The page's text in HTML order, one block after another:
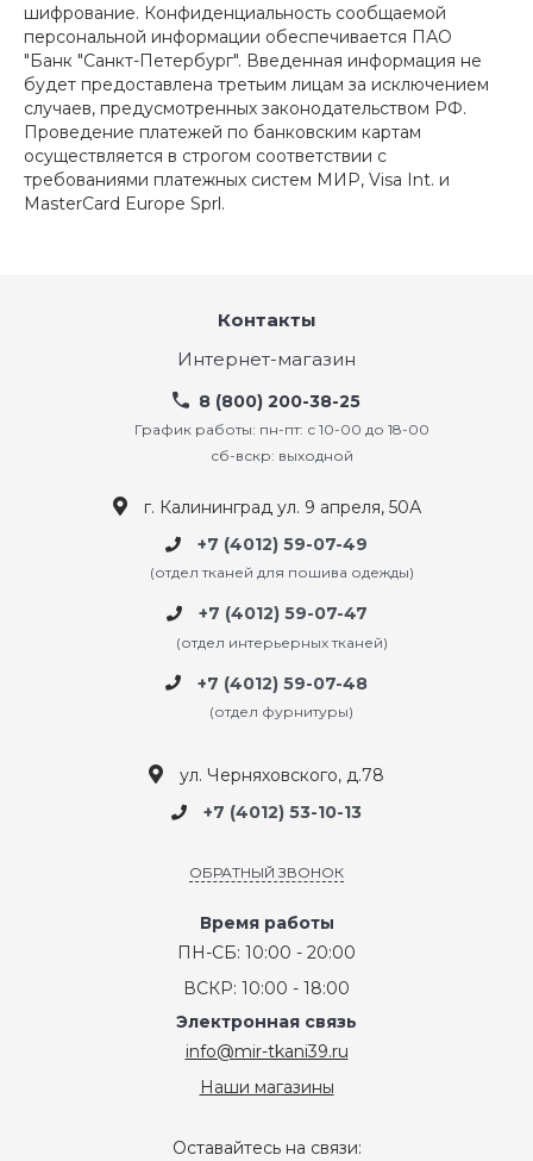
шифрование. Конфиденциальность сообщаемой
персональной информации обеспечивается ПАО
"Банк "Санкт-Петербург". Введенная информация не
будет предоставлена третьим лицам за исключением
случаев, предусмотренных законодательством РФ.
Проведение платежей по банковским картам
осуществляется в строгом соответствии с
требованиями платежных систем МИР, Visa Int. и
MasterCard Europe Sprl.
Контакты
Интернет-магазин
8 (800) 200-38-25
График работы: пн-пт: с 10-00 до 18-00
сб-вскр: выходной
г. Калининград ул. 9 апреля, 50А
+7 (4012) 59-07-49
(отдел тканей для пошива одежды)
+7 (4012) 59-07-47
(отдел интерьерных тканей)
+7 (4012) 59-07-48
(отдел фурнитуры)
ул. Черняховского, д.78
+7 (4012) 53-10-13
ОБРАТНЫЙ ЗВОНОК
Время работы
ПН-СБ: 10:00 - 20:00
ВСКР: 10:00 - 18:00
Электронная связь
info@mir-tkani39.ru
Наши магазины
Оставайтесь на связи: